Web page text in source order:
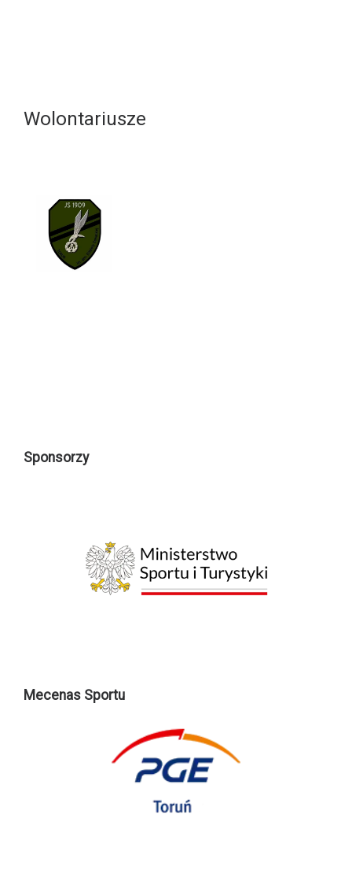
Wolontariusze
Sponsorzy
Mecenas Sportu